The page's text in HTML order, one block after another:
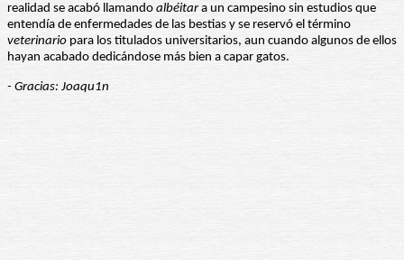
realidad se acabó llamando albéitara un campesino sin estudios que
entendía de enfermedades de las bestias y se reservó el término
veterinario para los titulados universitarios, aun cuando algunos de ellos
hayan acabado dedicándose más bien a capar gatos.
- Gracias: Joaqu1n